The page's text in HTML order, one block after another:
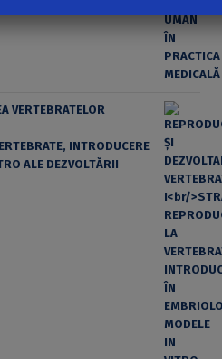
VERTEBRATELOR
INTRODUCERE
ALE DEZVOLTĂRII